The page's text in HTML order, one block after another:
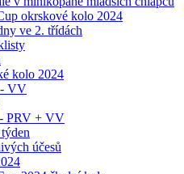
okrskové kolo 2024
ve 2. třídách
kolo 2024
- VV
PRV + VV
účesů